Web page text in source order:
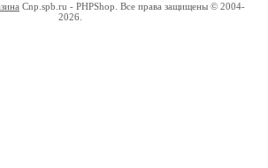
Cnp.spb.ru - PHPShop. Все права защищены © 2004-
2026.